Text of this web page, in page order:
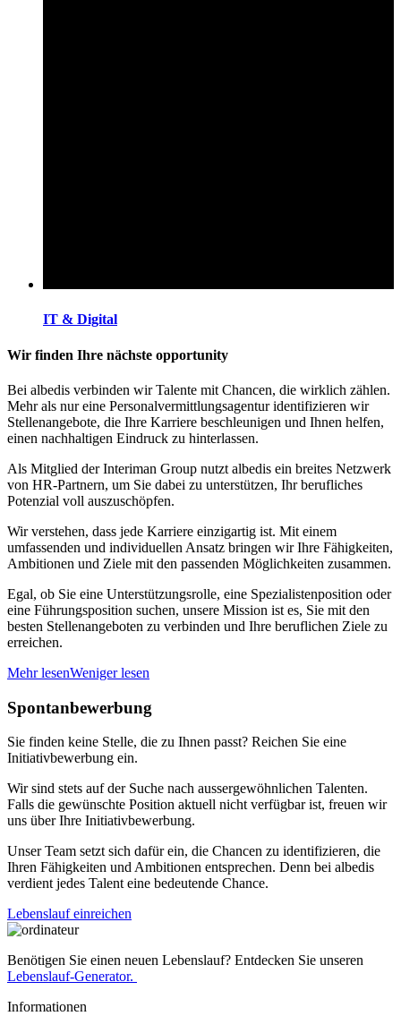
IT & Digital
Wir finden Ihre nächste opportunity
Bei albedis verbinden wir Talente mit Chancen, die wirklich zählen.
Mehr als nur eine Personalvermittlungsagentur identifizieren wir
Stellenangebote, die Ihre Karriere beschleunigen und Ihnen helfen,
einen nachhaltigen Eindruck zu hinterlassen.
Als Mitglied der Interiman Group nutzt albedis ein breites Netzwerk
von HR-Partnern, um Sie dabei zu unterstützen, Ihr berufliches
Potenzial voll auszuschöpfen.
Wir verstehen, dass jede Karriere einzigartig ist. Mit einem
umfassenden und individuellen Ansatz bringen wir Ihre Fähigkeiten,
Ambitionen und Ziele mit den passenden Möglichkeiten zusammen.
Egal, ob Sie eine Unterstützungsrolle, eine Spezialistenposition oder
eine Führungsposition suchen, unsere Mission ist es, Sie mit den
besten Stellenangeboten zu verbinden und Ihre beruflichen Ziele zu
erreichen.
Mehr lesenWeniger lesen
Spontanbewerbung
Sie finden keine Stelle, die zu Ihnen passt? Reichen Sie eine
Initiativbewerbung ein.
Wir sind stets auf der Suche nach aussergewöhnlichen Talenten.
Falls die gewünschte Position aktuell nicht verfügbar ist, freuen wir
uns über Ihre Initiativbewerbung.
Unser Team setzt sich dafür ein, die Chancen zu identifizieren, die
Ihren Fähigkeiten und Ambitionen entsprechen. Denn bei albedis
verdient jedes Talent eine bedeutende Chance.
Lebenslauf einreichen
Benötigen Sie einen neuen Lebenslauf? Entdecken Sie unseren
Lebenslauf-Generator.
Informationen